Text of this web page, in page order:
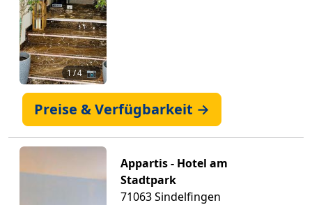
1/ 4 📷
Preise & Verfügbarkeit →
Appartis - Hotel am
Stadtpark
71063 Sindelfingen